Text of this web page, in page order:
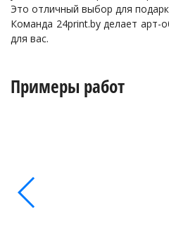
Это отличный выбор для
Команда 24print.by делает
для вас.
Примеры работ